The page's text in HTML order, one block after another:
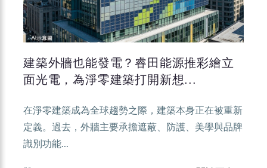
建築外牆也能發電？睿田能源推彩繪立
面光電，為淨零建築打開新想...
在淨零建築成為全球趨勢之際，建築本身正在被重新
定義。過去，外牆主要承擔遮蔽、防護、美學與品牌
識別功能...